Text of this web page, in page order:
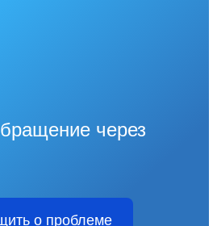
через
о проблеме